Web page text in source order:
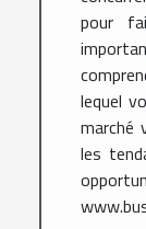
pour
lequel
marché
les